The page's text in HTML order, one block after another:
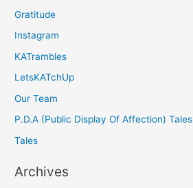
Gratitude
Instagram
KATrambles
LetsKATchUp
Our Team
P.D.A (Public Display Of Affection) Tales
Tales
Archives